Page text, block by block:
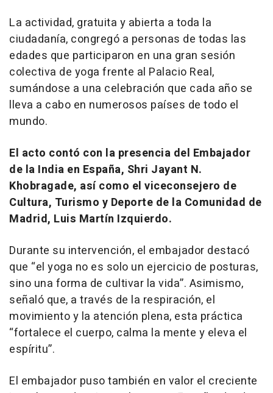
La actividad, gratuita y abierta a toda la
ciudadanía, congregó a personas de todas las
edades que participaron en una gran sesión
colectiva de yoga frente al Palacio Real,
sumándose a una celebración que cada año se
lleva a cabo en numerosos países de todo el
mundo.
El acto contó con la presencia del Embajador
de la India en España, Shri Jayant N.
Khobragade, así como el viceconsejero de
Cultura, Turismo y Deporte de la Comunidad de
Madrid, Luis Martín Izquierdo.
Durante su intervención, el embajador destacó
que “el yoga no es solo un ejercicio de posturas,
sino una forma de cultivar la vida”. Asimismo,
señaló que, a través de la respiración, el
movimiento y la atención plena, esta práctica
“fortalece el cuerpo, calma la mente y eleva el
espíritu”.
El embajador puso también en valor el creciente